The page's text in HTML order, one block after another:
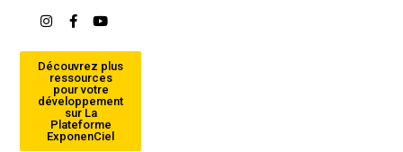
Découvrez plus
ressources
pour votre
développement
sur La
Plateforme
ExponenCiel